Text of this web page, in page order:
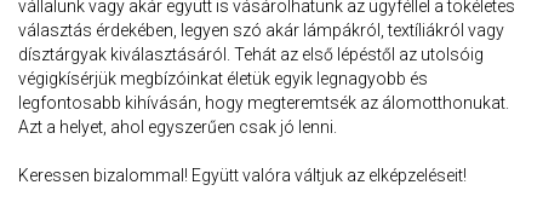
vállalunk vagy akár együtt is vásárolhatunk az ügyféllel a tökéletes
választás érdekében, legyen szó akár lámpákról, textíliákról vagy
dísztárgyak kiválasztásáról. Tehát az első lépéstől az utolsóig
végigkísérjük megbízóinkat életük egyik legnagyobb és
legfontosabb kihívásán, hogy megteremtsék az álomotthonukat.
Azt a helyet, ahol egyszerűen csak jó lenni.
Keressen bizalommal! Együtt valóra váltjuk az elképzeléseit!